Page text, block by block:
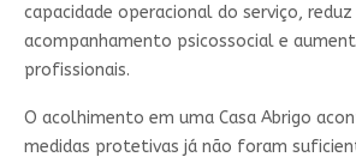
capacidade operacional do serviço, reduz
acompanhamento psicossocial e
profissionais.
O acolhimento em uma Casa Abrigo
medidas protetivas já não foram